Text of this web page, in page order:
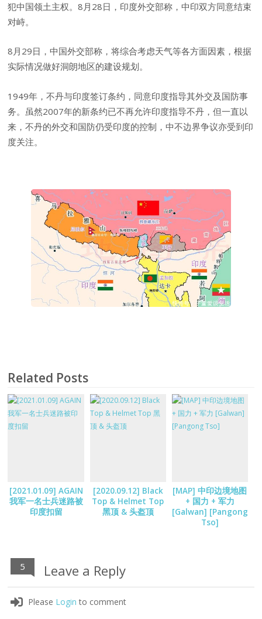
犯中国领土主权。8月28日，印度外交部称，中印双方同意结束
对峙。
8月29日，中国外交部称，将综合考虑天气等各方面因素，根据
实际情况做好洞朗地区的建设规划。
1949年，不丹与印度签订条约，同意印度指导其外交及国防事
务。虽然2007年的新条约已不再允许印度指导不丹，但一直以
来，不丹的外交和国防仍受印度的控制，中不边界争议亦受到印
度关注。
Related Posts
[2021.01.09] AGAIN
我军一名士兵迷路被
印度扣留
[2020.09.12] Black
Top & Helmet Top
黑顶 & 头盔顶
[MAP] 中印边境地图
+ 国力 + 军力
[Galwan] [Pangong
Tso]
5 Leave a Reply
Please Login to comment